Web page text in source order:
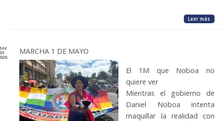
Leer más
01 MARCHA 1 DE MAYO
El 1M que Noboa no
quiere ver
​Mientras el gobierno de
Daniel Noboa intenta
maquillar la realidad con